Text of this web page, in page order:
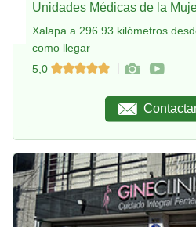
Unidades Médicas de la
Xalapa a 296.93 kilómetros
como llegar
5,0